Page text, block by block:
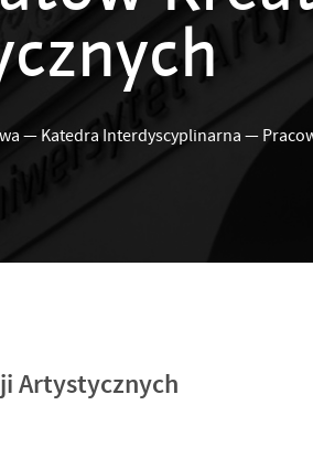
— Katedra Interdyscyplinarna —
Artystycznych